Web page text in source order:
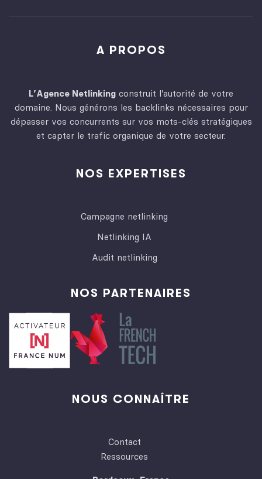
A PROPOS
L’Agence Netlinking construit l’autorité de votre
domaine. Nous générons les backlinks nécessaires pour
dépasser vos concurrents sur vos mots-clés stratégiques
et capter le trafic organique de votre secteur.
NOS EXPERTISES
Campagne netlinking
Netlinking IA
Audit netlinking
NOS PARTENAIRES
NOUS CONNAÎTRE
Contact
Ressources